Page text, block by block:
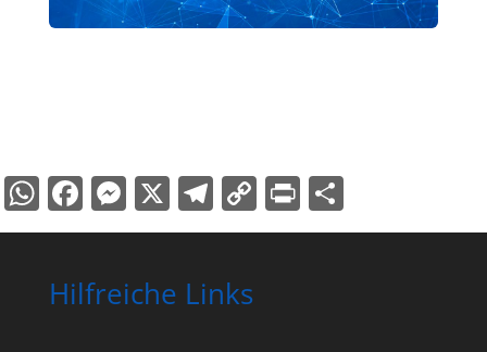
WhatsApp
Facebook
Messenger
X Telegram
Copy
Link
Hilfreiche Links